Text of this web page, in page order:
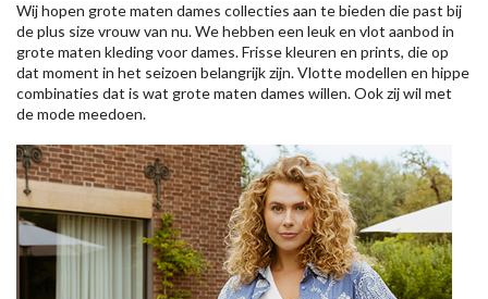
Wij hopen grote maten dames collecties aan te bieden die past bij
de plus size vrouw van nu. We hebben een leuk en vlot aanbod in
grote maten kleding voor dames. Frisse kleuren en prints, die op
dat moment in het seizoen belangrijk zijn. Vlotte modellen en hippe
combinaties dat is wat grote maten dames willen. Ook zij wil met
de mode meedoen.